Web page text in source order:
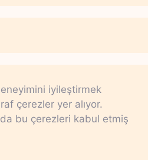
iyileştirmek
çerezler yer alıyor.
bu çerezleri kabul etmiş